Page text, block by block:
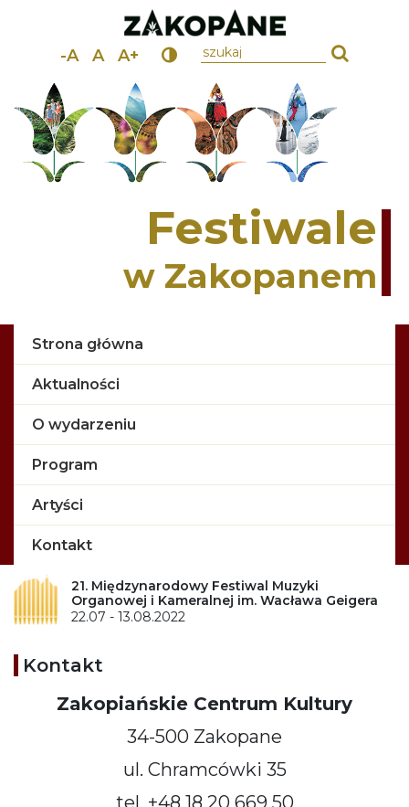
-A A A+ wpisz szukany tekst
Festiwale
w Zakopanem
Strona główna
Aktualności
O wydarzeniu
Program
Artyści
Kontakt
21. Międzynarodowy Festiwal Muzyki
Organowej i Kameralnej im. Wacława Geigera
22.07 - 13.08.2022
Kontakt
Zakopiańskie Centrum Kultury
34-500 Zakopane
ul. Chramcówki 35
tel. +48 18 20 669 50